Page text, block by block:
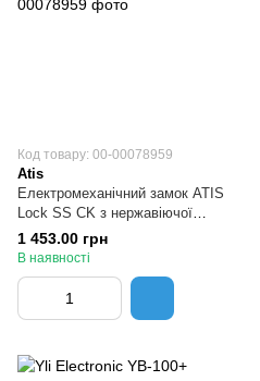
Код товару: 00-00078959
Atis
Електромеханічний замок ATIS
Lock SS CK з нержавіючої
сталі
1 453.00 грн
В наявності